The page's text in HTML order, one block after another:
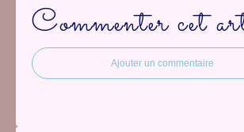
Commenter cet
Ajouter un commentaire